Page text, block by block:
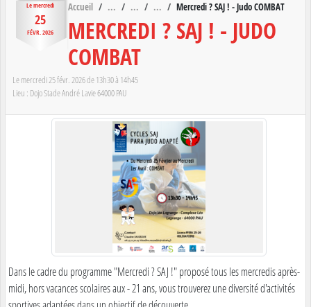
Lemercredi
25
FÉVR.2026
Accueil Mercredi ? SAJ ! - Judo COMBAT
MERCREDI ? SAJ ! - JUDO
COMBAT
Lemercredi25févr. 2026de 13h30 à 14h45
Lieu : Dojo Stade André Lavie64000PAU
Dans le cadre du programme "Mercredi ? SAJ !" proposé tous les mercredis après-
midi, hors vacances scolaires aux - 21 ans, vous trouverez une diversité d'activités